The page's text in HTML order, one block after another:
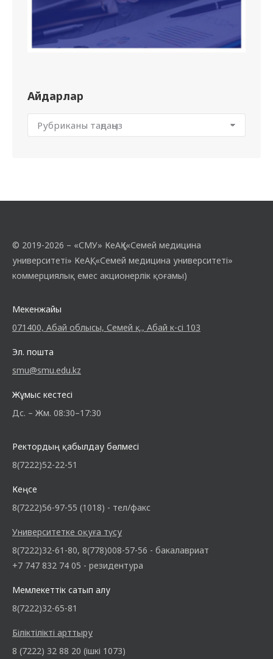
Айдарлар
© 2019-2026 – «СМУ» КеАҚ («Семей медицина
университеті» КеАҚ, «Семей медицина университеті»
коммерциялық емес акционерлік қоғамы)
Мекенжайы
071400, Абай облысы, Семей қ., Абай к-сі 103
Эл. пошта
smu@smu.edu.kz
Жұмыс кестесі
Дс. – Жм. 08:30–17:30
Ректордың қабылдау бөлмесі
8(7222)52-22-51
Кеңсе
8(7222)56-97-55 (1018) - тел/факс
Университетке оқуға түсу
8(7222)32-61-80, 8(778)008-57-56 - бакалавриат
+7 747 832 74 05 - резидентура
Мемлекеттік сатып алу
8(7222)32-65-81
Біліктілікті арттыру
8 (7222) 32 88 20 (ішкі 1073)